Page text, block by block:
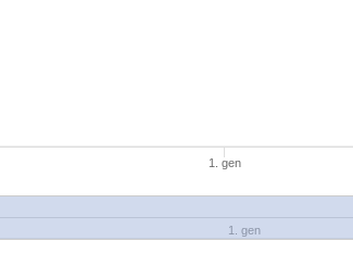
1. gen
1. gen